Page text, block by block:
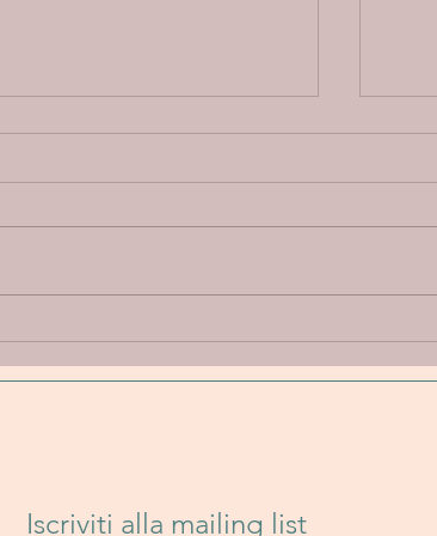
viaggio emotivo tra
delicatezza, introspezione e
Un
Iscriviti alla mailing list